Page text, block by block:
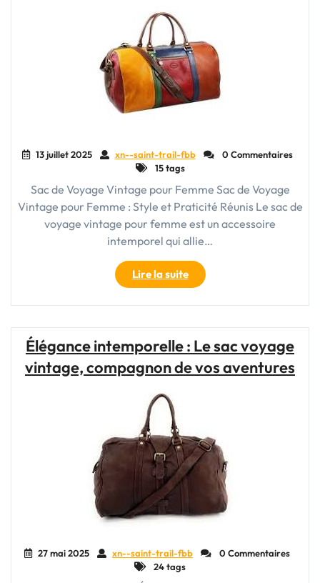
Vous"
13 juillet 2025 xn--saint-trail-fbb
0 Commentaires
15 tags
Sac de Voyage Vintage pour Femme Sac de Voyage
Vintage pour Femme : Style et Praticité Réunis Le sac de
voyage vintage pour femme est un accessoire
intemporel qui allie…
Lire la suite"Sac
de
Voyage
Femme:
Élégance
Élégance intemporelle : Le sac voyage
vintage, compagnon de vos aventures
27 mai 2025 xn--saint-trail-fbb
0 Commentaires
24 tags